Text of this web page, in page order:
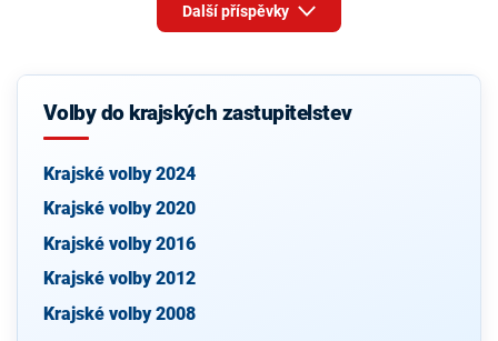
Další příspěvky
Volby do krajských zastupitelstev
Krajské volby 2024
Krajské volby 2020
Krajské volby 2016
Krajské volby 2012
Krajské volby 2008